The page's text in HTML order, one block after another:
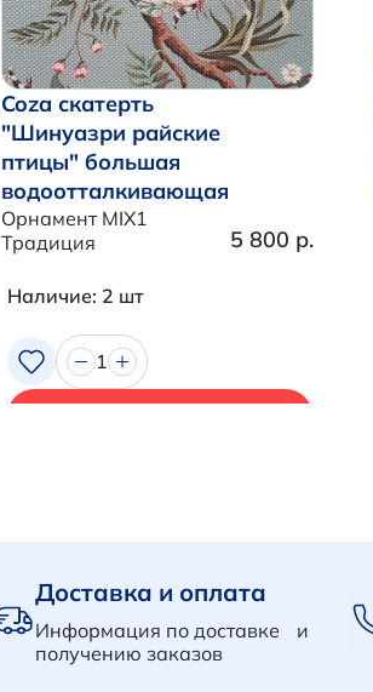
Coza скатерть
"Шинуазри райские
птицы" большая
водоотталкивающая
Орнамент MIX1
Традиция
5 800 р.
Наличие: 2 шт
1
Доставка и оплата
Информация по доставке и
получению заказов